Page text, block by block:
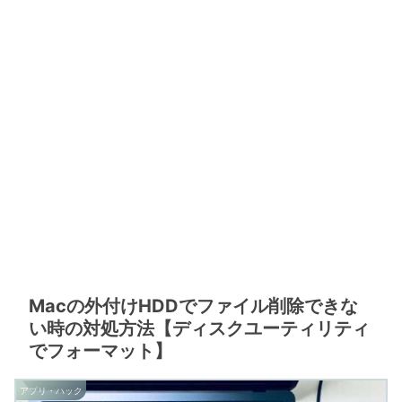
Macの外付けHDDでファイル削除できな
い時の対処方法【ディスクユーティリティ
でフォーマット】
アプリ・ハック